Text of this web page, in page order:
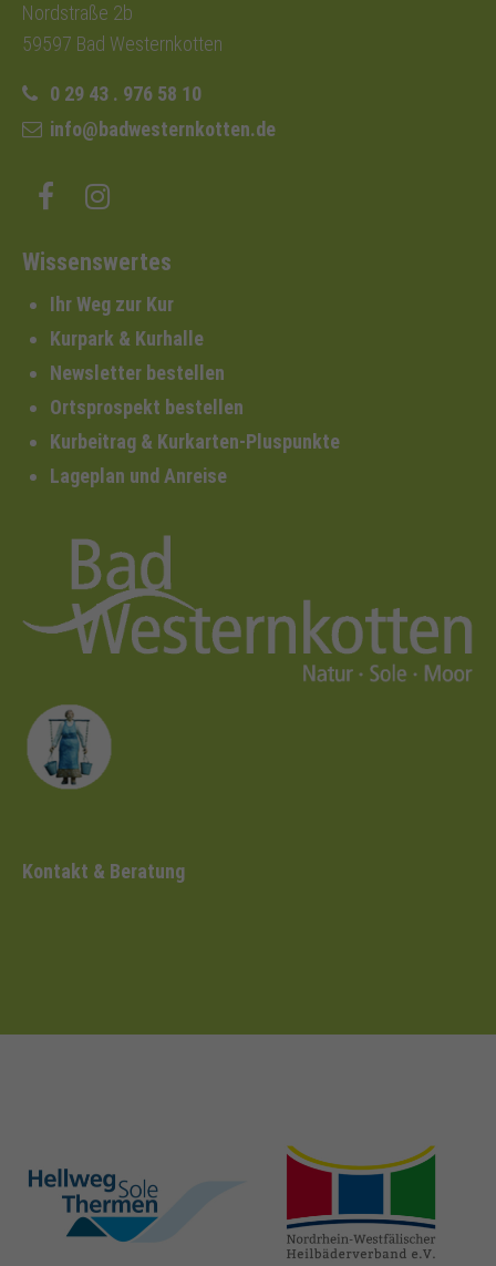
Nordstraße 2b
59597 Bad Westernkotten
0 29 43 . 976 58 10
info@badwesternkotten.de
Wissenswertes
Ihr Weg zur Kur
Kurpark & Kurhalle
Newsletter bestellen
Ortsprospekt bestellen
Kurbeitrag & Kurkarten-Pluspunkte
Lageplan und Anreise
Kontakt & Beratung
hellweg-sole-
thermen.de
heilbaeder.de